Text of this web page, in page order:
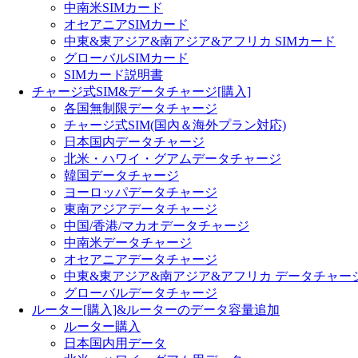
中南米SIMカード
オセアニアSIMカード
中東&東アジア&南アジア&アフリカ SIMカード
グローバルSIMカード
SIMカード説明書
チャージ式SIM&データチャージ[購入]
各国無制限データチャージ
チャージ式SIM(国內＆海外プラン対応)
日本国内データチャージ
北米・ハワイ・グアムデータチャージ
韓国データチャージ
ヨーロッパデータチャージ
東南アジアデータチャージ
中国/香港/マカオデータチャージ
中南米データチャージ
オセアニアデータチャージ
中東&東アジア&南アジア&アフリカ データチャー
グローバルデータチャージ
ルーター[購入]&ルーターのデータ容量追加
ルーター購入
日本国内用データ